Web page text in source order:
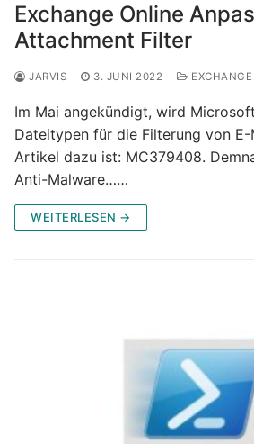
Exchange Online
Attachment Filter
JARVIS 3. JUNI 2022 EXCHANGE
Im Mai angekündigt, wird
Dateitypen für die Filterung von E-
Artikel dazu ist: MC379408.
Anti-Malware……
WEITERLESEN →